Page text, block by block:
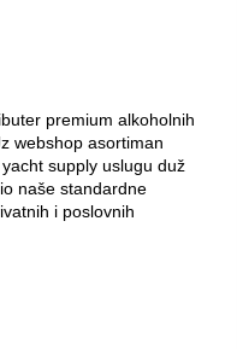
premium alkoholnih
webshop asortiman
supply uslugu duž
naše standardne
i poslovnih